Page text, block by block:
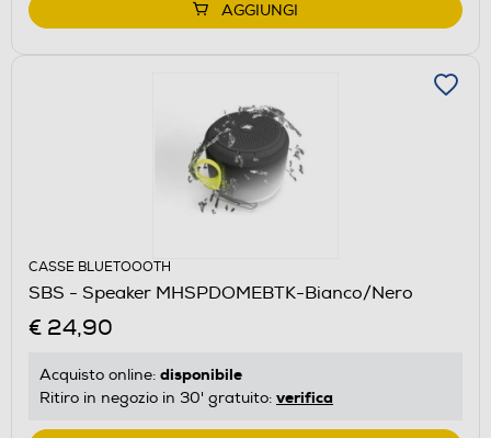
AGGIUNGI
CASSE BLUETOOOTH
SBS - Speaker MHSPDOMEBTK-Bianco/Nero
€ 24,90
Acquisto online: disponibile
Ritiro in negozio in 30' gratuito: verifica